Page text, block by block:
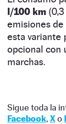
l/100 km
emisiones de
esta variante
opcional con
marchas.
Sigue toda la
Facebook, Xo